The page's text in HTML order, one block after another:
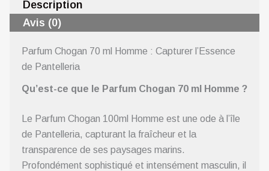
Description
Avis (0)
Parfum Chogan 70 ml Homme : Capturer l’Essence
de Pantelleria
Qu’est-ce que le Parfum Chogan 70 ml Homme ?
Le Parfum Chogan 100ml Homme est une ode à l’île
de Pantelleria, capturant la fraîcheur et la
transparence de ses paysages marins.
Profondément sophistiqué et intensément masculin, il